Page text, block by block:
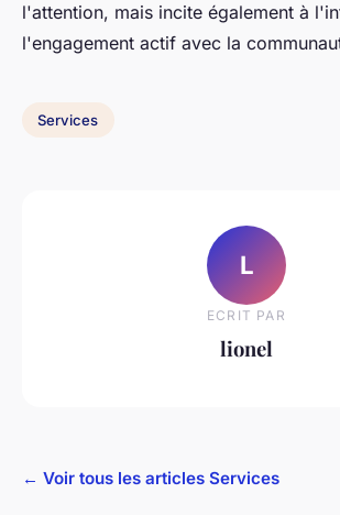
l'attention, mais incite également à
l'engagement actif avec la
Services
L
ECRIT PAR
lionel
← Voir tous les articles Services